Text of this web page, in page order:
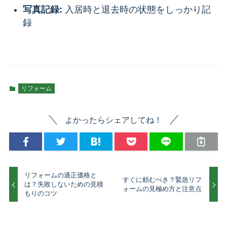
写真記録: 入居時と退去時の状態をしっかり記
録
リフォーム
よかったらシェアしてね！
リフォームの適正価格と
は？失敗しないための見積
もりのコツ
すぐに頼むべき？緊急リフ
ォームの見極め方と注意点